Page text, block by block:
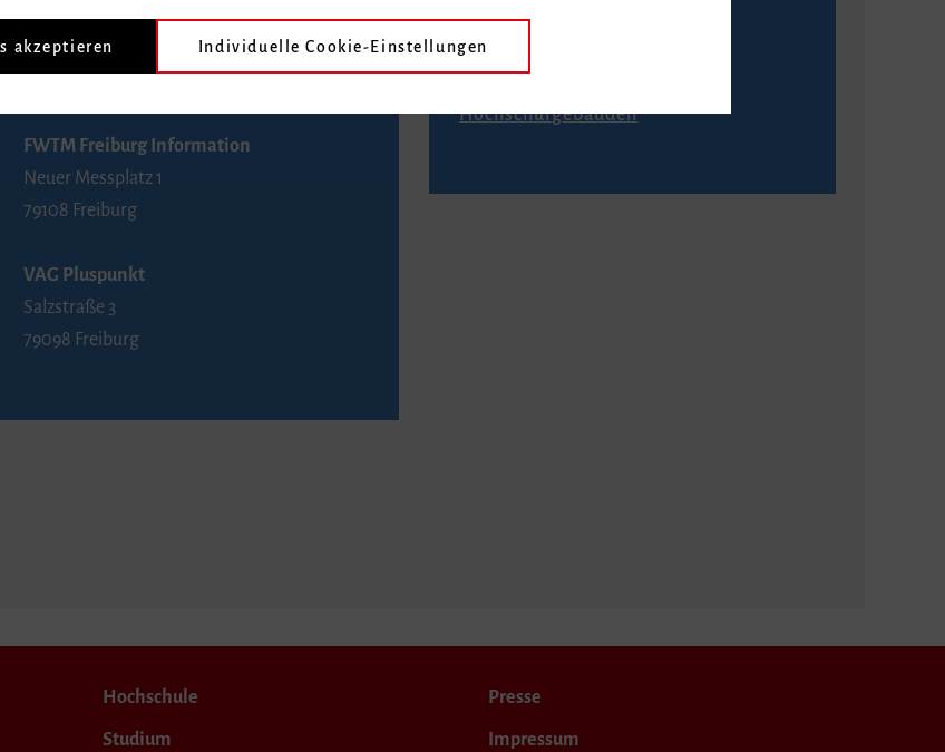
FWTM Tourist-Information
Rathausplatz 2-4
FWTM Freiburg Information
Neuer Messplatz 1
79108 Freiburg
VAG Pluspunkt
Salzstraße 3
79098 Freiburg
Anfahrt
Hochschulgebäuden
Hochschule
Studium
Presse
Impressum
akzeptieren Individuelle Cookie-Einstellungen